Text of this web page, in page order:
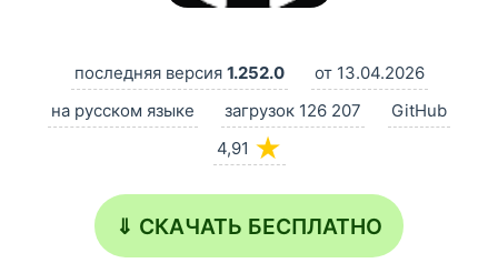
последняя версия 1.252.0
от 13.04.2026
на русском языке
загрузок 126 207
GitHub
4,91 ★
⇓ СКАЧАТЬ БЕСПЛАТНО